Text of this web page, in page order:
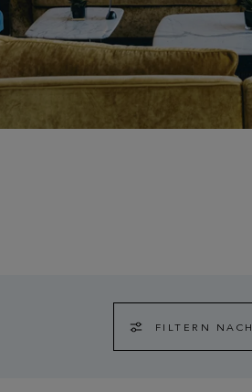
FILTERN NACH